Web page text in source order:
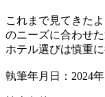
これまで見てきた
のニーズに合わせた
ホテル選びは慎重
執筆年月日：2024年